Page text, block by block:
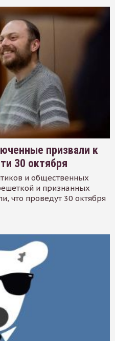
призвали к
30 октября
и общественных
и признанных
что проведут 30 октября